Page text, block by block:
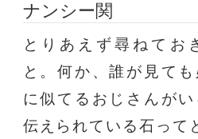
ナンシー関
とりあえず尋ねてお
と。何か、誰が見て
に似てるおじさんが
伝えられている石って